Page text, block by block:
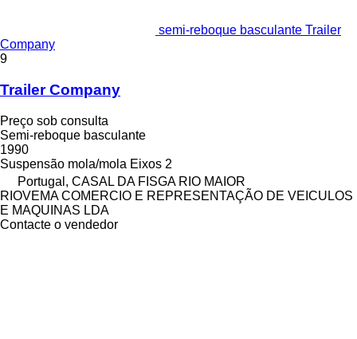
semi-reboque basculante Trailer
Company
9
Trailer Company
Preço sob consulta
Semi-reboque basculante
1990
Suspensão mola/mola Eixos 2
Portugal, CASAL DA FISGA RIO MAIOR
RIOVEMA COMERCIO E REPRESENTAÇÃO DE VEICULOS
E MAQUINAS LDA
Contacte o vendedor